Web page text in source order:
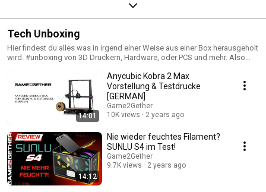
Tech Unboxing
Hier findest du alles was in irgend einer Weise aus einer Box herausgeholt
wird. #unboxing von 3D Druckern, Hardware, oder PCS und mehr. Also
14:01
Anycubic Kobra 2 Max
Vorstellung & Testdrucke
[GERMAN]
Game2Gether
10K views
2 years ago
14:12
Nie wieder feuchtes Filament?
SUNLU S4 im Test!
Game2Gether
9.7K views
2 years ago